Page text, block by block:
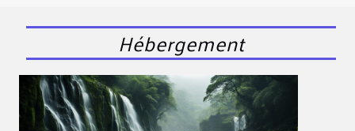
Hébergement